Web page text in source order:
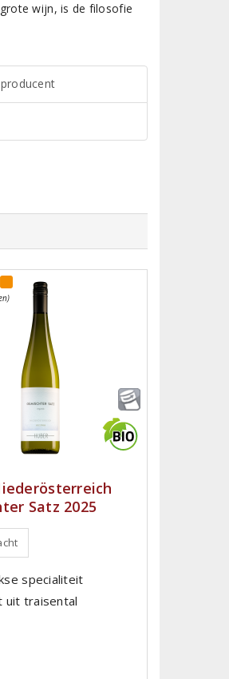
wijn, is de filosofie
Satz 2025
specialiteit
uit traisental